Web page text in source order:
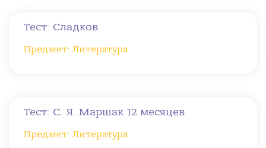
Тест: Сладков
Предмет: Литература
Тест: С. Я. Маршак 12 месяцев
Предмет: Литература